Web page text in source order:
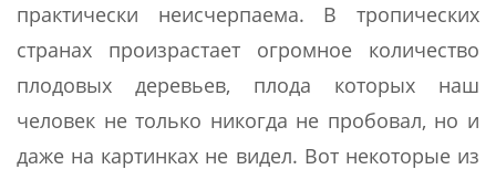
практически неисчерпаема. В тропических
странах произрастает огромное количество
плодовых деревьев, плода которых наш
человек не только никогда не пробовал, но и
даже на картинках не видел. Вот некоторые из